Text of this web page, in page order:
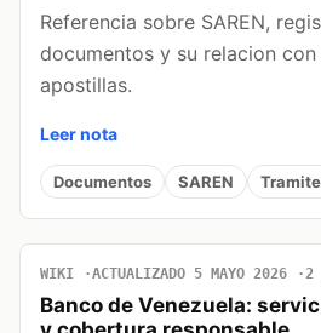
Referencia sobre SAREN,
documentos y su relacion
apostillas.
Leer nota
Documentos SAREN
WIKI ACTUALIZADO 5 MAYO 2026 2
Banco de Venezuela: